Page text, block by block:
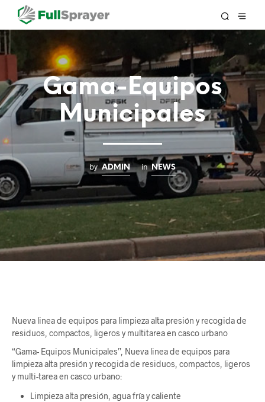
Gama-Equipos
Municipales
by ADMIN in NEWS
Nueva linea de equipos para limpieza alta presión y recogida de
residuos, compactos, ligeros y multitarea en casco urbano
“Gama- Equipos Municipales”, Nueva linea de equipos para
limpieza alta presión y recogida de residuos, compactos, ligeros
y multi-tarea en casco urbano:
Limpieza alta presión, agua fría y caliente